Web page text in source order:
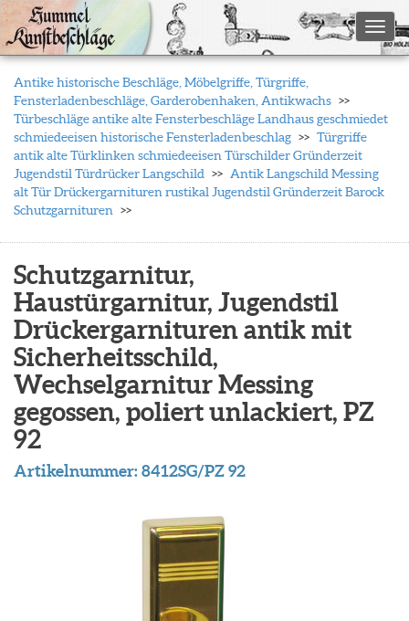
Antike historische Beschläge, Möbelgriffe, Türgriffe,
Fensterladenbeschläge, Garderobenhaken, Antikwachs
Türbeschläge antike alte Fensterbeschläge Landhaus geschmiedet
schmiedeeisen historische Fensterladenbeschlag
Türgriffe
antik alte Türklinken schmiedeeisen Türschilder Gründerzeit
Jugendstil Türdrücker Langschild
Antik Langschild Messing
alt Tür Drückergarnituren rustikal Jugendstil Gründerzeit Barock
Schutzgarnituren
Schutzgarnitur,
Haustürgarnitur, Jugendstil
Drückergarnituren antik mit
Sicherheitsschild,
Wechselgarnitur Messing
gegossen, poliert unlackiert, PZ
92
Artikelnummer:8412SG/PZ 92